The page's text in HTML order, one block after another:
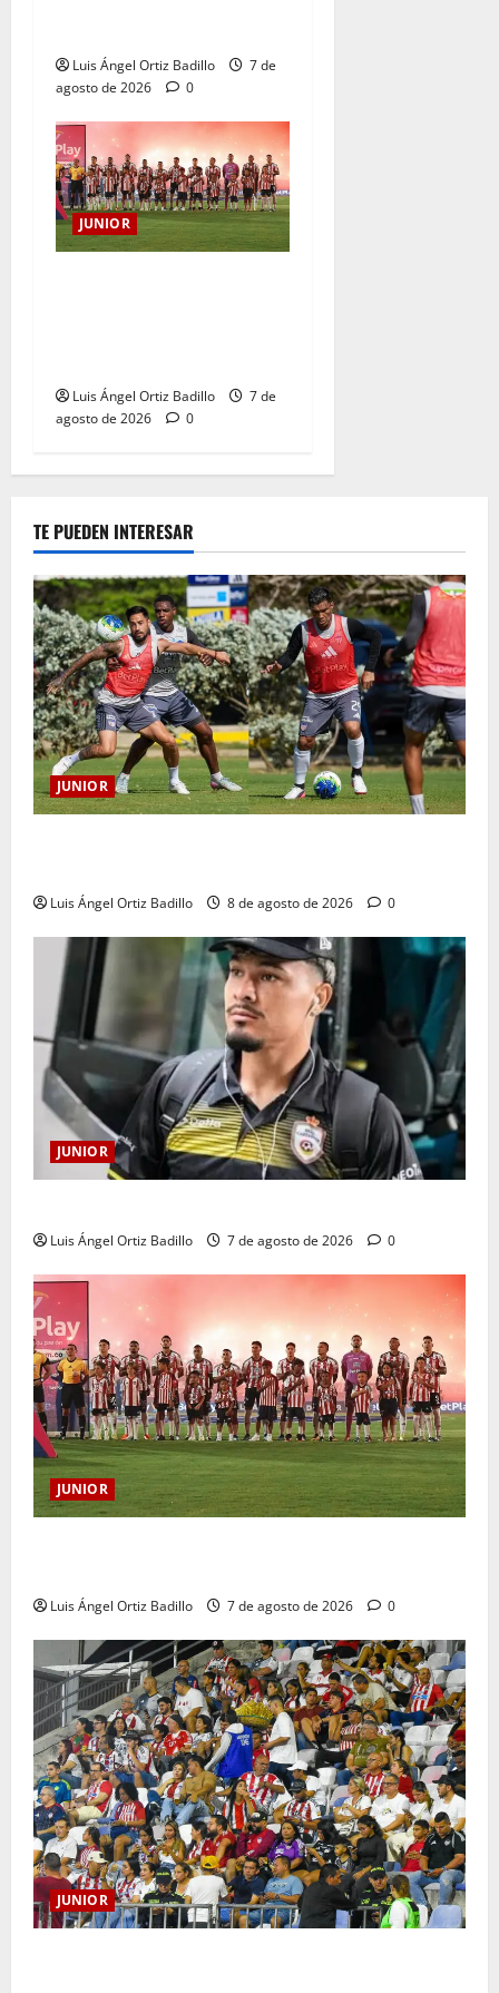
Luis Ángel Ortiz Badillo
7 de
agosto de 2026
0
JUNIOR
Luis Ángel Ortiz Badillo
7 de
agosto de 2026
0
TE PUEDEN INTERESAR
JUNIOR
Luis Ángel Ortiz Badillo 8 de agosto de 2026 0
JUNIOR
Luis Ángel Ortiz Badillo 7 de agosto de 2026 0
JUNIOR
Luis Ángel Ortiz Badillo 7 de agosto de 2026 0
JUNIOR